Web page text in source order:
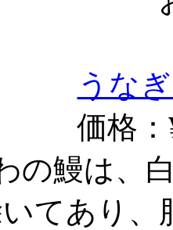
うな
価格
の鰻は、
いてあり